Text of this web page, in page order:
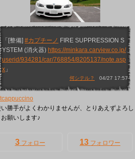
「[整備] #カプチーノ FIRE SUPPRESSION S
YSTEM (消火器) https://minkara.carview.co.jp/
userid/934281/car/768854/8205137/note.asp
x 」
何シテル？ 04/27 17:57
勝手がよくわかりませんが、とりあえずよろし
お願いします♪
3フォロー 13 フォロワー